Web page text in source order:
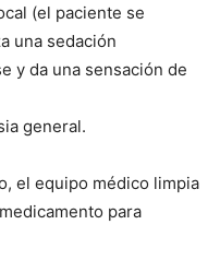
(el paciente se
una sedación
y da una sensación de
general.
el equipo médico limpia
para